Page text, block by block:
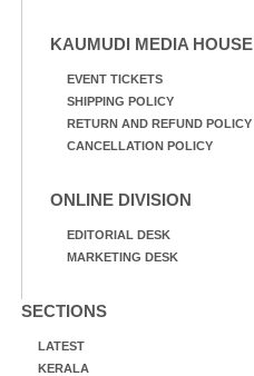
KAUMUDI MEDIA HOUSE
EVENT TICKETS
SHIPPING POLICY
RETURN AND REFUND POLICY
CANCELLATION POLICY
ONLINE DIVISION
EDITORIAL DESK
MARKETING DESK
SECTIONS
LATEST
KERALA